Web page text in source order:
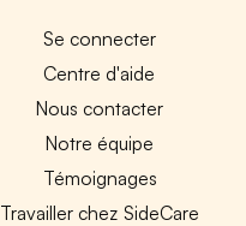
Se connecter
Centre d'aide
Nous contacter
Notre équipe
Témoignages
Travailler chez SideCare